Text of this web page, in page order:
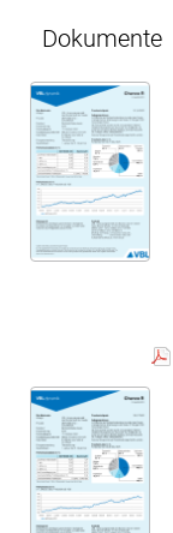
Dokumente